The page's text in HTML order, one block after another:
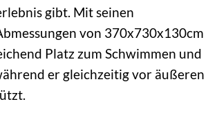
gibt. Mit seinen
von 370x730x130cm
Platz zum Schwimmen und
er gleichzeitig vor äußeren